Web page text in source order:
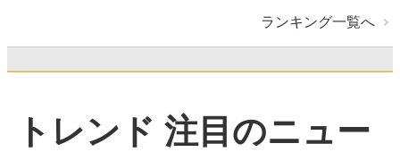
ランキング一覧へ
トレンド 注目のニュー